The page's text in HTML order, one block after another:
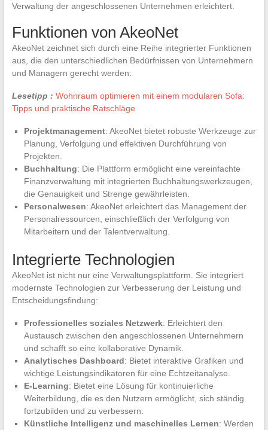
Verwaltung der angeschlossenen Unternehmen erleichtert.
Funktionen von AkeoNet
AkeoNet zeichnet sich durch eine Reihe integrierter Funktionen
aus, die den unterschiedlichen Bedürfnissen von Unternehmern
und Managern gerecht werden:
Lesetipp : Wohnraum optimieren mit einem modularen Sofa:
Tipps und praktische Ratschläge
Projektmanagement: AkeoNet bietet robuste Werkzeuge zur
Planung, Verfolgung und effektiven Durchführung von
Projekten.
Buchhaltung: Die Plattform ermöglicht eine vereinfachte
Finanzverwaltung mit integrierten Buchhaltungswerkzeugen,
die Genauigkeit und Strenge gewährleisten.
Personalwesen: AkeoNet erleichtert das Management der
Personalressourcen, einschließlich der Verfolgung von
Mitarbeitern und der Talentverwaltung.
Integrierte Technologien
AkeoNet ist nicht nur eine Verwaltungsplattform. Sie integriert
modernste Technologien zur Verbesserung der Leistung und
Entscheidungsfindung:
Professionelles soziales Netzwerk: Erleichtert den
Austausch zwischen den angeschlossenen Unternehmern
und schafft so eine kollaborative Dynamik.
Analytisches Dashboard: Bietet interaktive Grafiken und
wichtige Leistungsindikatoren für eine Echtzeitanalyse.
E-Learning: Bietet eine Lösung für kontinuierliche
Weiterbildung, die es den Nutzern ermöglicht, sich ständig
fortzubilden und zu verbessern.
Künstliche Intelligenz und maschinelles Lernen: Werden